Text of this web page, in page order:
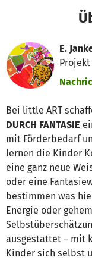
E.
Bei little ART
DURCH FANTASIE
mit Förderbedarf
lernen die Kinder
eine ganz neue
oder eine
bestimmen was
Energie oder
ausgestattet – mit
Kinder sich selbst